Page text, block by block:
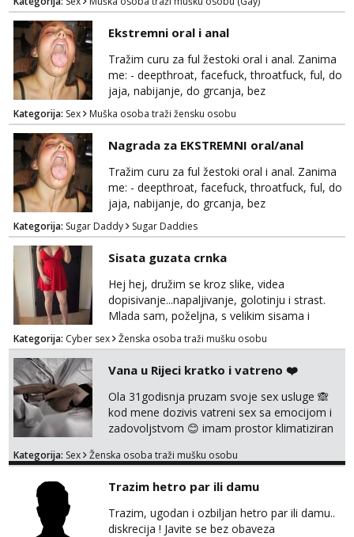
dobro mozemo nastaviti povremena vidanja
uz maksimalnu diskreciju,sto bude u sobi
tamo i ostaje. Jace sam grade 180cm 110kg.
Ozenjen, uz dogovor o lokaciji i vremenu ja
rjesavam apartman/hotel. Odgovara mi cijela
kontinentalna...
Ekstremni oral i anal
Tražim curu za ful žestoki oral i anal. Zanima
me: - deepthroat, facefuck, throatfuck, ful, do
jaja, nabijanje, do grcanja, bez
ograničavanja... - fisting (ili big insertions),
gaping, DAP/TAP, prolapse, sirenje... Ako
možeš nešto od toga i spremna si, javi se.
Kategorija: Sex Muška osoba traži žensku osobu
Nagrada za EKSTREMNI oral/anal
Tražim curu za ful žestoki oral i anal. Zanima
me: - deepthroat, facefuck, throatfuck, ful, do
jaja, nabijanje, do grcanja, bez
ograničavanja... - fisting (ili big insertions),
gaping, DAP/TAP, prolapse, sirenje... Ako
možeš nešto od toga i spremna si, javi se.
Nagrada po želji (od 500€ naviše, ovisi o
tome sto možeš)
Kategorija: Sugar Daddy Sugar Daddies
Sisata guzata crnka
Hej hej, družim se kroz slike, videa
dopisivanje...napaljivanje, golotinju i strast.
Mlada sam, poželjna, s velikim sisama i
guzom. 😉 Kontakt: Telegram: nebojezuto
Google chat/Gmail smmaprivatni@gmail.com
Kategorija: Cyber sex Ženska osoba traži mušku osobu
Vana u Rijeci kratko i vatreno ❤️
Ola 31godisnja pruzam svoje sex usluge 🙈
kod mene dozivis vatreni sex sa emocijom i
zadovoljstvom 😊 imam prostor klimatiziran
nudim klasiku sa zastitom pusenje bez
neradim analno i pitanja ako radim bez odma
ignoriram radim samo sa svojim slikama
original ✌️😊ali neki vec me poznaju waccap...
Kategorija: Sex Ženska osoba traži mušku osobu
Trazim hetro par ili damu
Trazim, ugodan i ozbiljan hetro par ili damu..
diskrecija ! Javite se bez obaveza